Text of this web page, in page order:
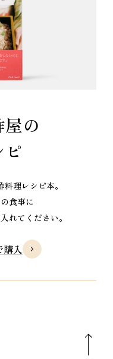
の
理レシピ本。
食事に
れてください。
入